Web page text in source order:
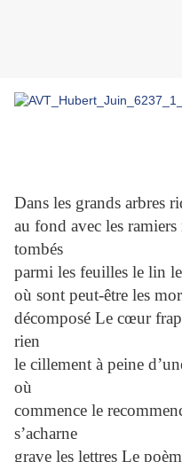
Dans les grands arbres
au fond avec les
tombés
parmi les feuilles le lin
où sont peut-être les
décomposé Le cœur
rien
le cillement à peine
où
commence le
s’acharne
grave les lettres Le